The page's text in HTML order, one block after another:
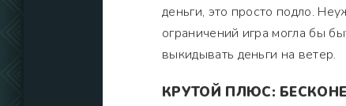
деньги, это просто подло.
ограничений игра могла бы
выкидывать деньги на ветер.
КРУТОЙ ПЛЮС: